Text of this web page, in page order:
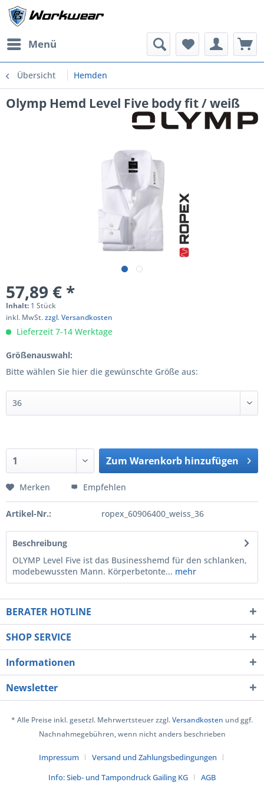
Menü
Übersicht Hemden
Olymp Hemd Level Five body fit / weiß
57,89 € *
Inhalt: 1 Stück
inkl. MwSt.zzgl. Versandkosten
Lieferzeit 7-14 Werktage
Größenauswahl:
Bitte wählen Sie hier die gewünschte Größe aus:
Zum Warenkorb hinzufügen
Merken Empfehlen
Artikel-Nr.: ropex_60906400_weiss_36
Beschreibung
OLYMP Level Five ist das Businesshemd für den schlanken,
modebewussten Mann. Körperbetonte... mehr
BERATER HOTLINE
SHOP SERVICE
Informationen
Newsletter
* Alle Preise inkl. gesetzl. Mehrwertsteuer zzgl.Versandkosten und ggf.
Nachnahmegebühren, wenn nicht anders beschrieben
Impressum
Versand und Zahlungsbedingungen
Info: Sieb- und Tampondruck Gailing KG
AGB